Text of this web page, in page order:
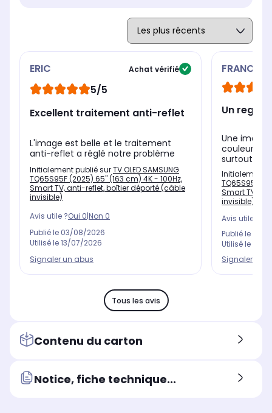
ERIC Achat vérifié
5/5
Excellent traitement anti-reflet
L'image est belle et le traitement
anti-reflet a réglé notre problème
Initialement publié surTV OLED SAMSUNG
TQ65S95F (2025) 65" (163 cm) 4K - 100Hz,
Smart TV, anti-reflet, boîtier déporté (câble
invisible)
Avis utile ?Oui 0|Non 0
Publié le 03/08/2026
Utilisé le13/07/2026
Signaler un abus
FRANCIS
Un regal
Une image
couleurs
surtout
Initialement
TQ65S95F
Smart TV,
invisible)
Avis utile ?
Publié le
Utilisé le
Signaler un
Tous les avis
Contenu du carton
Notice, fiche technique...